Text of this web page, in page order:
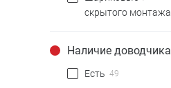
скрытого монтажа
Наличие доводчика
Есть 49